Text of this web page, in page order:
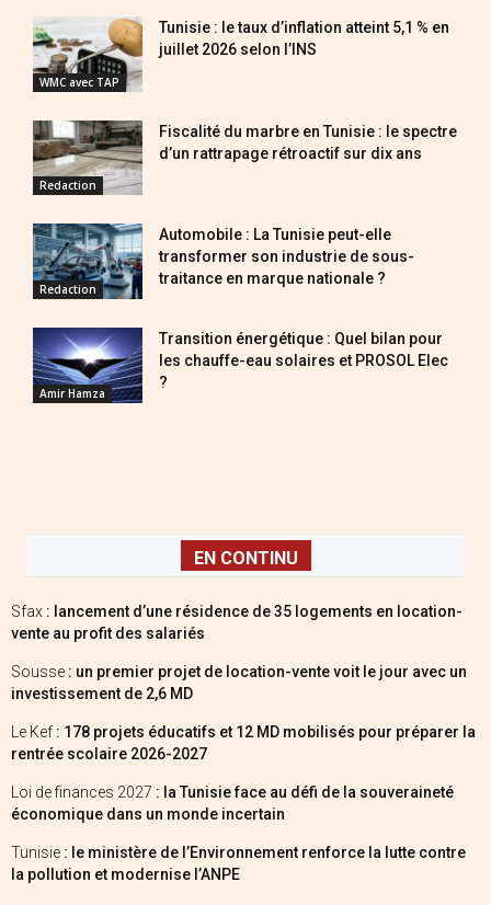
WMC avec TAP
Tunisie : le taux d’inflation atteint 5,1 % en
juillet 2026 selon l’INS
Redaction
Fiscalité du marbre en Tunisie : le spectre
d’un rattrapage rétroactif sur dix ans
Redaction
Automobile : La Tunisie peut-elle
transformer son industrie de sous-
traitance en marque nationale ?
Amir Hamza
Transition énergétique : Quel bilan pour
les chauffe-eau solaires et PROSOL Elec
?
EN CONTINU
Sfax : lancement d’une résidence de 35 logements en location-
vente au profit des salariés
Sousse : un premier projet de location-vente voit le jour avec un
investissement de 2,6 MD
Le Kef : 178 projets éducatifs et 12 MD mobilisés pour préparer la
rentrée scolaire 2026-2027
Loi de finances 2027 : la Tunisie face au défi de la souveraineté
économique dans un monde incertain
Tunisie : le ministère de l’Environnement renforce la lutte contre
la pollution et modernise l’ANPE